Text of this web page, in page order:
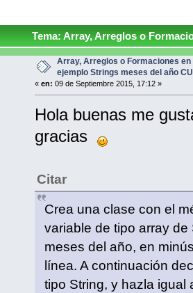
Tema: Array, Arreglos o
veces) Array, Arreglos o Formaciones en
ejemplo Strings meses del año
« en: 09 de Septiembre 2015, 17:12 »
Hola buenas me
gracias
Citar
Crea una clase con el
variable de tipo array
meses del año, en
línea. A continuación
tipo String, y hazla igual